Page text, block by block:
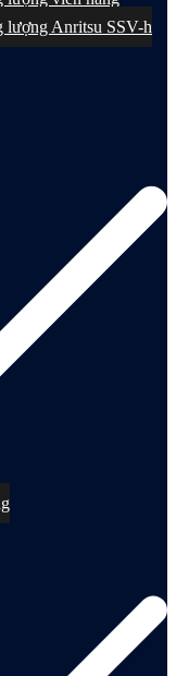
lượng Anritsu SSV-h